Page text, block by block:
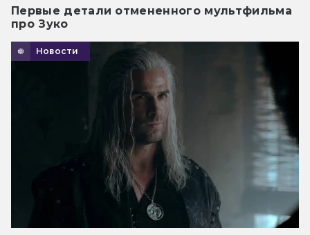
Первые детали отмененного мультфильма
про Зуко
Новости